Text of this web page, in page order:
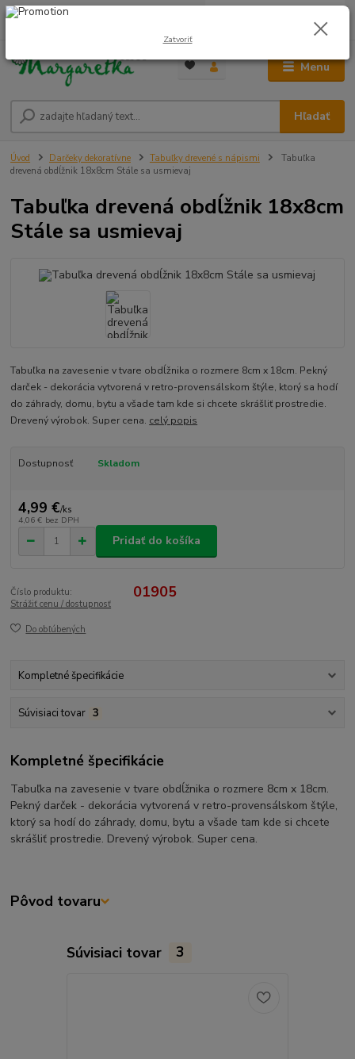
Menu
Hľadať
0948 236 042
0,00 €
Úvod Darčeky dekoratívne Tabuľky drevené s nápismi
Tabuľka
drevená obdĺžnik 18x8cm Stále sa usmievaj
Tabuľka drevená obdĺžnik 18x8cm
Stále sa usmievaj
Tabuľka na zavesenie v tvare obdĺžnika o rozmere 8cm x 18cm. Pekný
darček - dekorácia vytvorená v retro-provensálskom štýle, ktorý sa hodí
do záhrady, domu, bytu a všade tam kde si chcete skrášliť prostredie.
Drevený výrobok. Super cena. celý popis
Dostupnosť Skladom
4,99 €/ks
4,06 € bez DPH
Pridať do košíka
Číslo produktu: 01905
Strážiť cenu / dostupnosť
Do obľúbených
Kompletné špecifikácie
Súvisiaci tovar 3
Kompletné špecifikácie
Tabuľka na zavesenie v tvare obdĺžnika o rozmere 8cm x 18cm.
Pekný darček - dekorácia vytvorená v retro-provensálskom štýle,
ktorý sa hodí do záhrady, domu, bytu a všade tam kde si chcete
skrášliť prostredie. Drevený výrobok. Super cena.
Pôvod tovaru
Súvisiaci tovar 3
Zatvoriť